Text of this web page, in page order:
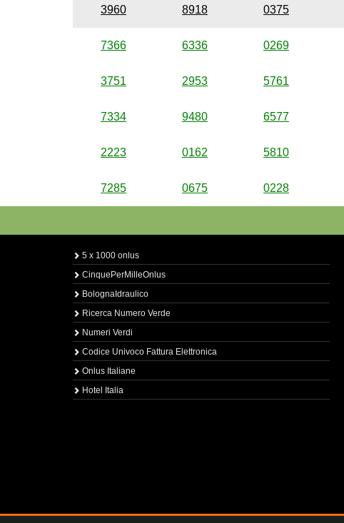
3960 8918 0375
7366 6336 0269
3751 2953 5761
7334 9480 6577
2223 0162 5810
7285 0675 0228
5 x 1000 onlus
CinquePerMilleOnlus
BolognaIdraulico
Ricerca Numero Verde
Numeri Verdi
Codice Univoco Fattura Elettronica
Onlus Italiane
Hotel Italia